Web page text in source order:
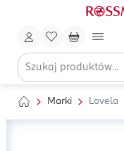
Marki Lovela